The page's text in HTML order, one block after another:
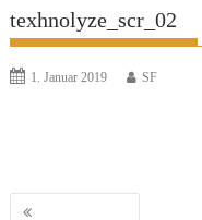
texhnolyze_scr_02
1. Januar 2019 SF
Beitragsnavigation